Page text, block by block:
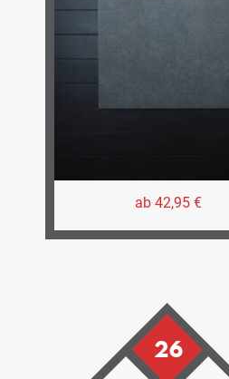
ab 42,95 €
26